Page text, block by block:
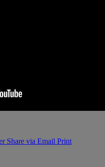
Share via Email Print